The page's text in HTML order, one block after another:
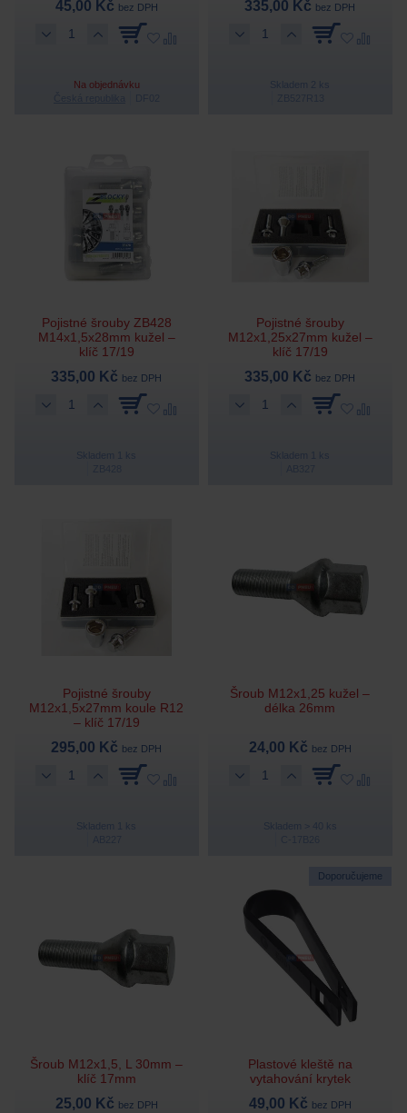
45,00 Kč bez DPH
Na objednávku
335,00 Kč bez DPH
Skladem 2 ks
Pojistné šrouby ZB428
M14x1,5x28mm kužel –
klíč 17/19
335,00 Kč bez DPH
Skladem 1 ks
Pojistné šrouby
M12x1,25x27mm kužel –
klíč 17/19
335,00 Kč bez DPH
Skladem 1 ks
Pojistné šrouby
M12x1,5x27mm koule R12
– klíč 17/19
295,00 Kč bez DPH
Skladem 1 ks
Šroub M12x1,25 kužel –
délka 26mm
24,00 Kč bez DPH
Skladem > 40 ks
Šroub M12x1,5, L 30mm –
klíč 17mm
25,00 Kč bez DPH
Doporučujeme
Plastové kleště na
vytahování krytek
49,00 Kč bez DPH